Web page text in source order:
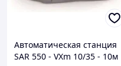
Автоматическая станция
SAR 550 - VXm 10/35 - 10м